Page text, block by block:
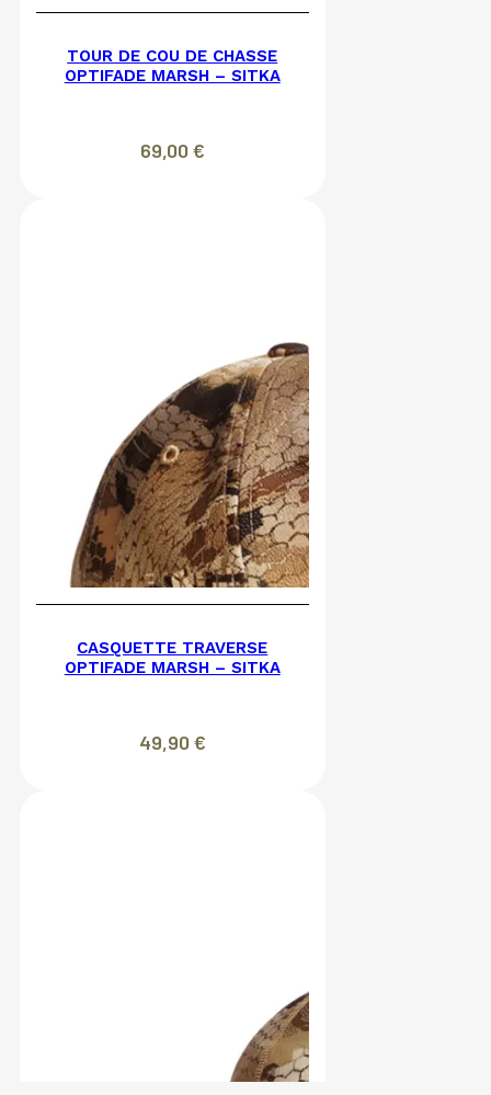
TOUR DE COU DE CHASSE
OPTIFADE MARSH – SITKA
69,00 €
CASQUETTE TRAVERSE
OPTIFADE MARSH – SITKA
49,90 €